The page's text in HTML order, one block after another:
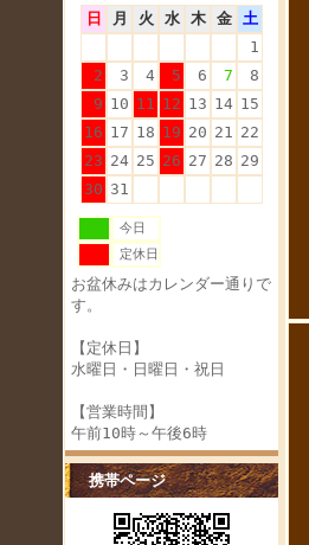
日
月 火 水 木 金
土
1
2
3 4 5 6 7
8
9 10 11 12 13 14 15
16 17 18 19 20 21 22
23 24 25 26 27 28 29
30 31
今日
定休日
お盆休みはカレンダー通りで
す。
【定休日】
水曜日・日曜日・祝日
【営業時間】
午前10時～午後6時
携帯ページ